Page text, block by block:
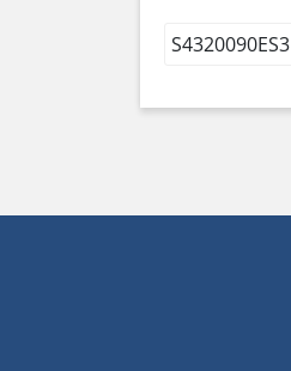
S4320090ES3